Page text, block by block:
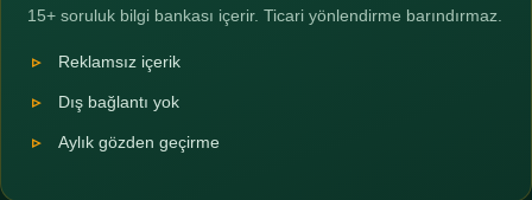
15+ soruluk bilgi bankası içerir. Ticari yönlendirme barındırmaz.
Reklamsız içerik
Dış bağlantı yok
Aylık gözden geçirme